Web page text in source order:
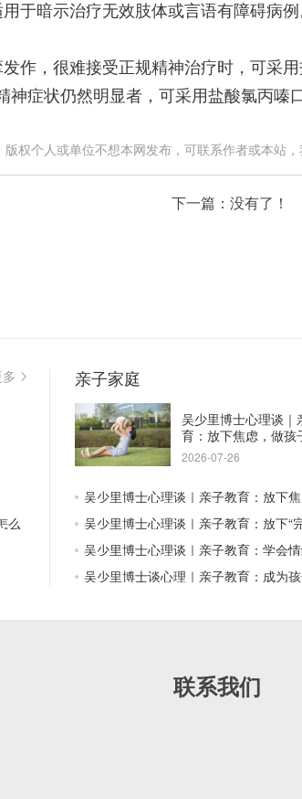
于暗示治疗无效肢体或言语有障碍病例
作，很难接受正规精神治疗时，可
症状仍然明显者，可采用盐酸氯丙
权个人或单位不想本网发布，可联系作者或本站
下一篇：没有了！
么
亲子家庭
吴少里博士心理谈｜
育：放下焦虑，做孩
的“容器”
2026-07-26
吴少里博士心理谈｜亲子教育：放下焦虑，做孩子情
吴少里博士心理谈｜亲子教育：放下“完美父母”的执念，做“
吴少里博士心理谈｜亲子教育：学会情绪管理，是给孩子
吴少里博士谈心理｜亲子教育：成为孩子的“安全基地”，而非人
联系我们